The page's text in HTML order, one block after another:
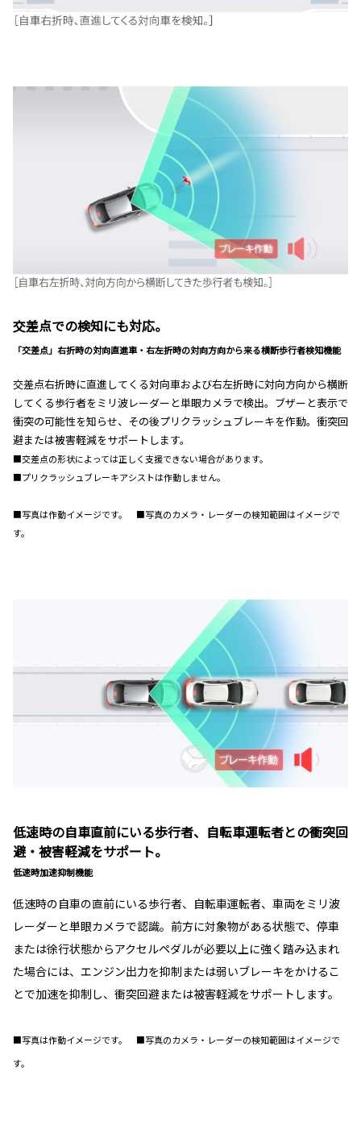
交差点での検知にも対応。
「交差点」右折時の対向直進車・右左折時の対向方向から来る横断歩行者検知機能
交差点右折時に直進してくる対向車および右左折時に対向方向から横断
してくる歩行者をミリ波レーダーと単眼カメラで検出。ブザーと表示で
衝突の可能性を知らせ、その後プリクラッシュブレーキを作動。衝突回
避または被害軽減をサポートします。
■交差点の形状によっては正しく支援できない場合があります。
■プリクラッシュブレーキアシストは作動しません。
■写真は作動イメージです。 ■写真のカメラ・レーダーの検知範囲はイメージで
す。
低速時の自車直前にいる歩行者、自転車運転者との衝突回
避・被害軽減をサポート。
低速時加速抑制機能
低速時の自車の直前にいる歩行者、自転車運転者、車両をミリ波
レーダーと単眼カメラで認識。前方に対象物がある状態で、停車
または徐行状態からアクセルペダルが必要以上に強く踏み込まれ
た場合には、エンジン出力を抑制または弱いブレーキをかけるこ
とで加速を抑制し、衝突回避または被害軽減をサポートします。
■写真は作動イメージです。 ■写真のカメラ・レーダーの検知範囲はイメージで
す。